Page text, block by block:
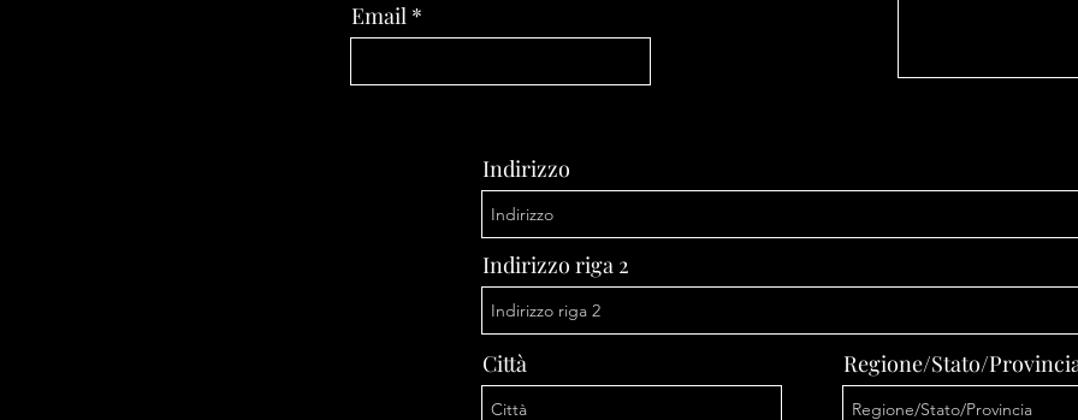
Email
Indirizzo
Indirizzo riga 2
Città Regione/Stato/